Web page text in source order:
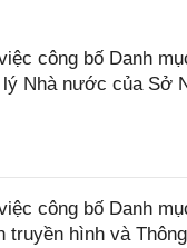
công bố Danh
Nhà nước của Sở
công bố Danh
hình và